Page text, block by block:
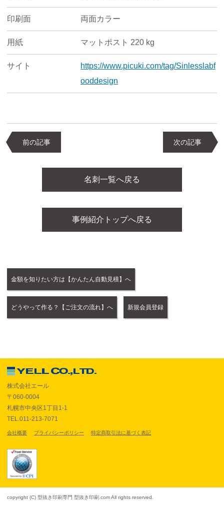
印刷面 両面カラー
用紙 マットポスト 220 kg
サイト
https://www.picuki.com/tag/Sinlesslabf
ooddesign
前の記事 次の記事
名刺一覧へ戻る
事例紹介トップへ戻る
金額を知りたい方は【かんたん自動見積】へ
どうやって作る？【ご注文の流れ】へ 新規会員登録
株式会社エール
〒060-0004
札幌市中央区1丁目1-1
TEL.011-213-7071
会社概要 プライバシーポリシー 特定商取引法に基づく表記
copyright (C) 型抜き印刷専門 型抜き印刷.com All rights reserved.